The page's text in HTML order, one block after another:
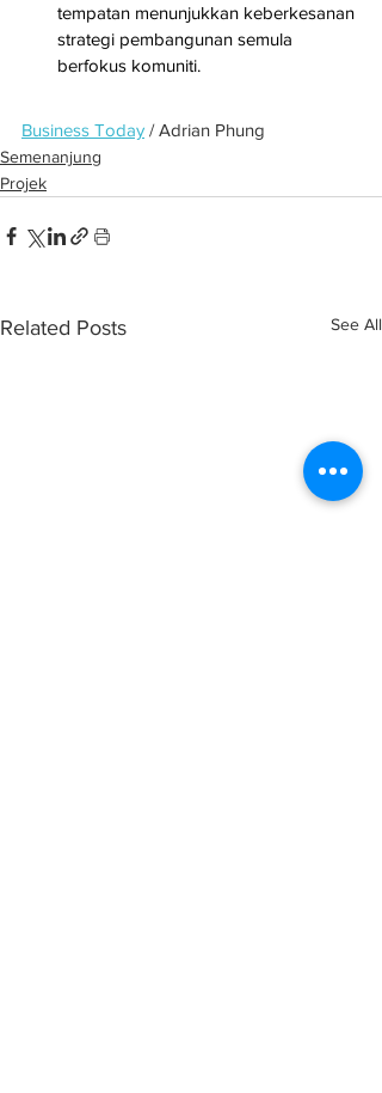
tempatan menunjukkan keberkesanan
strategi pembangunan semula
berfokus komuniti.
Business Today / Adrian Phung
Semenanjung
Projek
Related Posts See All